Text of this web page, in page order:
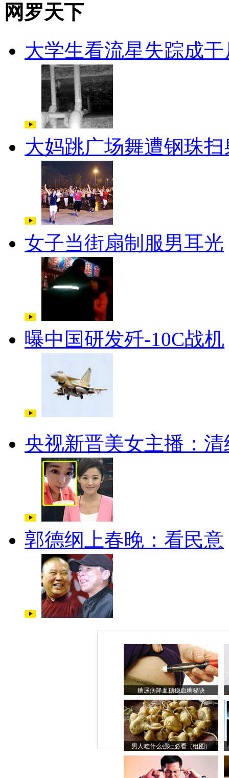
网罗天下
大学生看流星失踪成干
大妈跳广场舞遭钢珠扫
女子当街扇制服男耳光
曝中国研发歼-10C战机
央视新晋美女主播：清
郭德纲上春晚：看民意
糖尿病降血糖稳血糖秘诀
男人吃什么强壮必看（组图）